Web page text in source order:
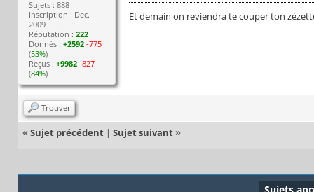
Sujets : 888
Inscription : Dec.
2009
Réputation :222
Donnés :+2592 -775
(53%)
Reçus :+9982 -827
(84%)
Et demain on reviendra te couper ton
Trouver
« Sujet précédent | Sujet suivant »